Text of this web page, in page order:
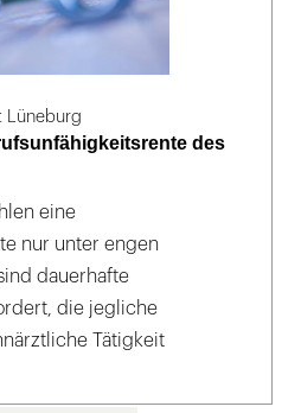
Lüneburg
des
eine
nur unter engen
dauerhafte
die jegliche
Tätigkeit